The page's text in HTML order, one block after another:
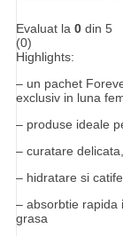
Evaluat la 0 din 5
(0)
Highlights:
– un pachet
exclusiv in luna
– produse ideale
– curatare
– hidratare si
– absorbtie rapida
grasa